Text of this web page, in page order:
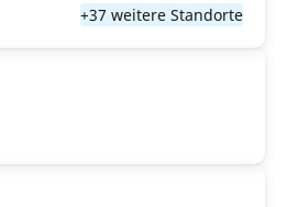
+37 weitere Standorte